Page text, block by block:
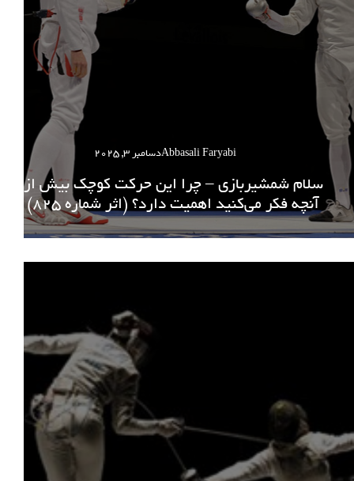
Abbasali Faryabiدسامبر 3, 2025
سلام شمشیربازی – چرا این حرکت کوچک بیش از
آنچه فکر می‌کنید اهمیت دارد؟ (اثر شماره 825)